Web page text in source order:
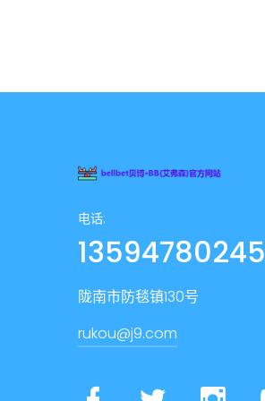
电话:
13594780245
陇南市防毯镇130号
rukou@j9.com